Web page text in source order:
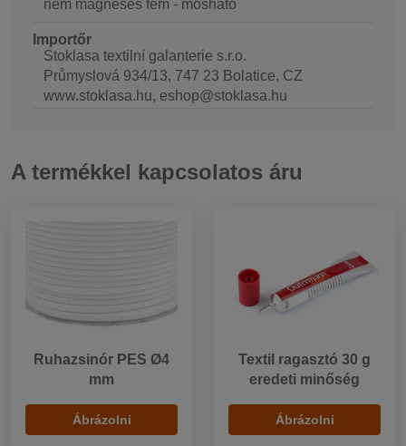
nem mágneses fém - mosható
Importőr
Stoklasa textilní galanterie s.r.o.
Průmyslová 934/13, 747 23 Bolatice, CZ
www.stoklasa.hu, eshop@stoklasa.hu
A termékkel kapcsolatos áru
Ruhazsinór PES Ø4
mm
Ábrázolni
Textil ragasztó 30 g
eredeti minőség
Ábrázolni